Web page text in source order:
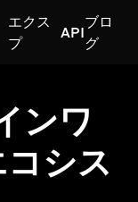
エクス
プ
API
ブロ
グ
ンワ
シス